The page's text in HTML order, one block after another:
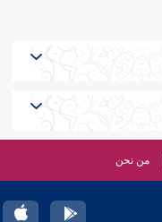
من نحن